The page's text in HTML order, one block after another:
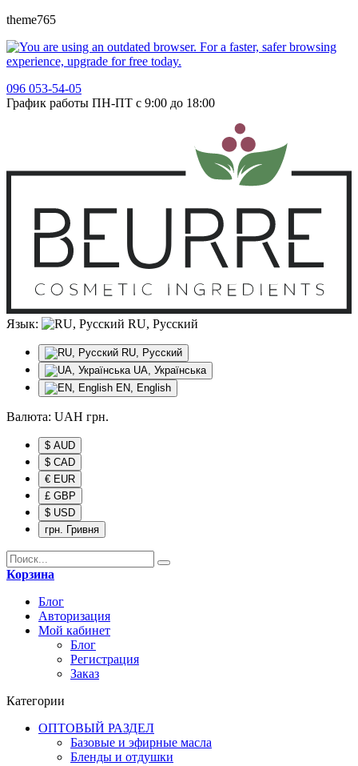
theme765
096 053-54-05
График работы ПН-ПТ с 9:00 до 18:00
Язык: RU, Русский
RU, Русский
UA, Українська
EN, English
Валюта: UAH грн.
$ AUD
$ CAD
€ EUR
£ GBP
$ USD
грн. Гривня
Корзина
Блог
Авторизация
Мой кабинет
Блог
Регистрация
Заказ
Категории
ОПТОВЫЙ РАЗДЕЛ
Базовые и эфирные масла
Бленды и отдушки